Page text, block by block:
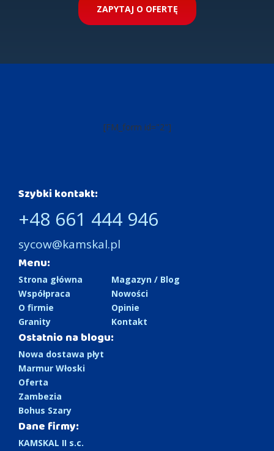
ZAPYTAJ O OFERTĘ
[FM_form id="2"]
Szybki kontakt:
+48 661 444 946
sycow@kamskal.pl
Menu:
Strona główna
Współpraca
O firmie
Granity
Magazyn / Blog
Nowości
Opinie
Kontakt
Ostatnio na blogu:
Nowa dostawa płyt
Marmur Włoski
Oferta
Zambezia
Bohus Szary
Dane firmy:
KAMSKAL II s.c.